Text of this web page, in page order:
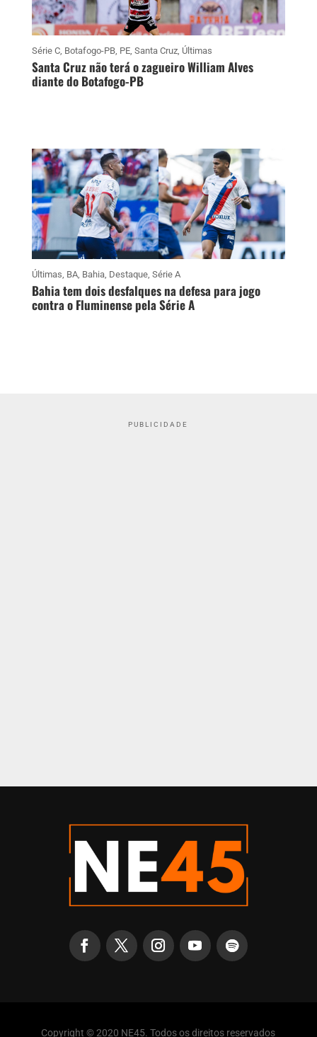
Série C, Botafogo-PB, PE, Santa Cruz, Últimas
Santa Cruz não terá o zagueiro William Alves
diante do Botafogo-PB
Últimas, BA, Bahia, Destaque, Série A
Bahia tem dois desfalques na defesa para jogo
contra o Fluminense pela Série A
PUBLICIDADE
Copyright © 2020 NE45. Todos os direitos reservados